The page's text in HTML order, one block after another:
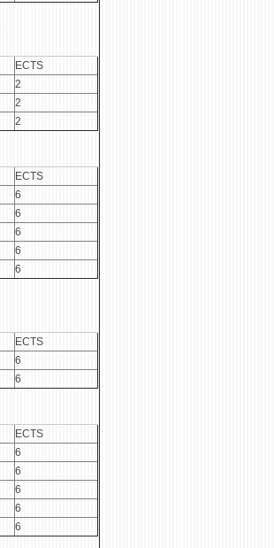
ECTS
2
2
2
ECTS
6
6
6
6
6
ECTS
6
6
ECTS
6
6
6
6
6